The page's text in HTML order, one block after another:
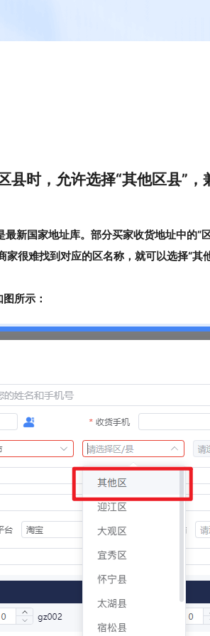
县时，允许选择“其他区县”
新国家地址库。部分买家收货地址中的“
很难找到对应的区名称，就可以选择“其
所示：